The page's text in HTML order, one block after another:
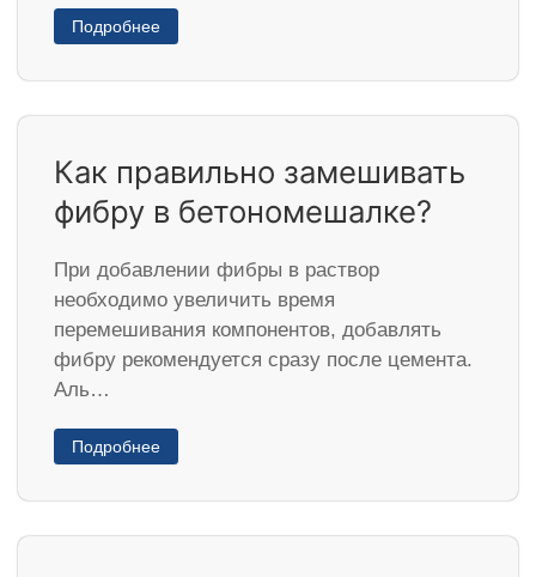
Подробнее
Как правильно замешивать
фибру в бетономешалке?
При добавлении фибры в раствор
необходимо увеличить время
перемешивания компонентов, добавлять
фибру рекомендуется сразу после цемента.
Аль…
Подробнее